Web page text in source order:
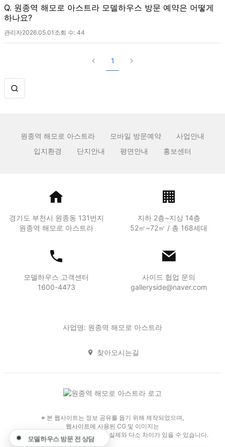
Q. 원종역 해모로 아스트라 모델하우스 방문 예약은 어떻게
하나요?
관리자2026.05.01 조회 수: 44
1
원종역 해모로 아스트라 모바일 방문예약
사업안내
입지환경
단지안내 평면안내 홍보센터
경기도 부천시 원종동 131번지
원종역 해모로 아스트라
지하 2층~지상 14층
52㎡~72㎡ / 총 168세대
모델하우스 고객센터
1600-4473
사이드 협업 문의
galleryside@naver.com
사업명: 원종역 해모로 아스트라
찾아오시는길
※ 본 웹사이트는 정보 공유를 돕기 위해 제작되었으며,
웹사이트에 사용된 CG 및 이미지는
인·허가 과정에서 일부 변경되거나 실제와 다소 차이가 있을 수 있습니다.
모델하우스 방문 전 상담